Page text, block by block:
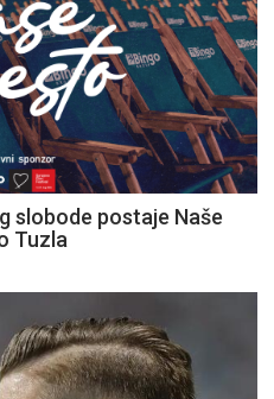
slobode postaje Naše
Tuzla